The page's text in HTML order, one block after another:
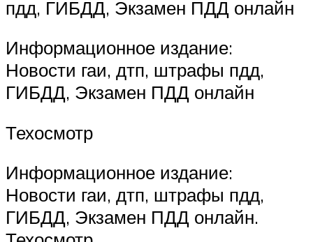
пдд, ГИБДД, Экзамен ПДД онлайн
Информационное издание:
Новости гаи, дтп, штрафы пдд,
ГИБДД, Экзамен ПДД онлайн
Техосмотр
Информационное издание:
Новости гаи, дтп, штрафы пдд,
ГИБДД, Экзамен ПДД онлайн.